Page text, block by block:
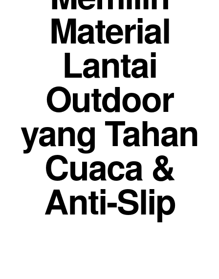
Material
Lantai
Outdoor
yang Tahan
Cuaca &
Anti-Slip